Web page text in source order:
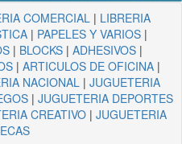
COMERCIAL | LIBRERIA
| PAPELES Y VARIOS |
| BLOCKS| ADHESIVOS|
| ARTICULOS DE OFICINA|
NACIONAL | JUGUETERIA
| JUGUETERIA DEPORTES
CREATIVO| JUGUETERIA